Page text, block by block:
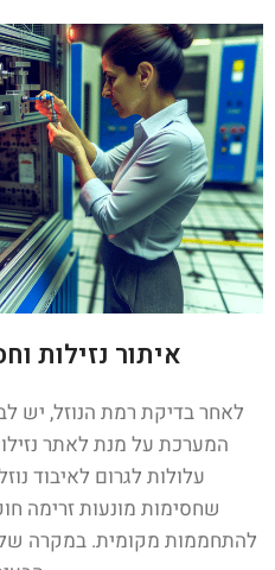
איתור נזילות
לאחר בדיקת רמת הנוזל, יש
המערכת על מנת לאתר
עלולות לגרום לאיבוד
שחסימות מונעות זרימה
להתחממות מקומית. במקרה